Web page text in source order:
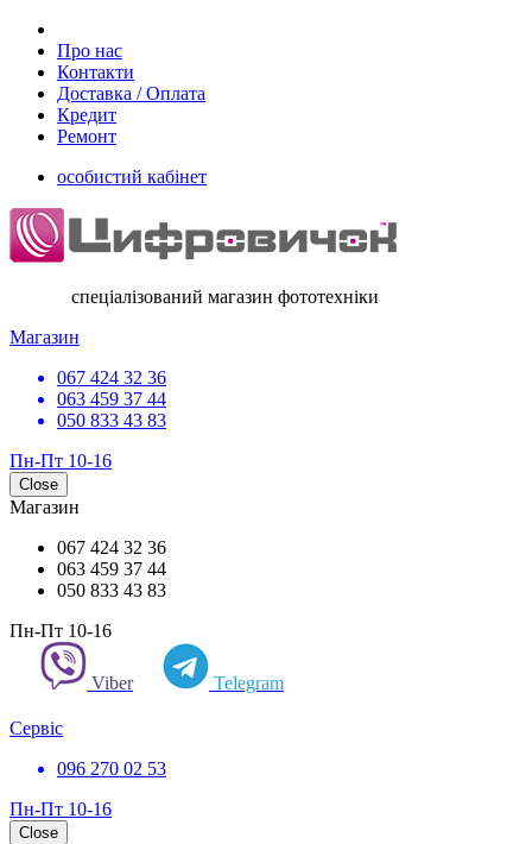
Про нас
Контакти
Доставка / Оплата
Кредит
Ремонт
особистий кабінет
спеціалізований магазин фототехніки
Магазин
067 424 32 36
063 459 37 44
050 833 43 83
Пн-Пт 10-16
Close
Магазин
067 424 32 36
063 459 37 44
050 833 43 83
Пн-Пт 10-16
Viber Telegram
Сервіс
096 270 02 53
Пн-Пт 10-16
Close